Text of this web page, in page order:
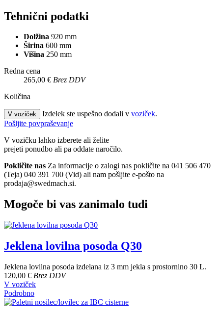
Tehnični podatki
Dolžina 920 mm
Širina 600 mm
Višina 250 mm
Redna cena
265,00 € Brez DDV
Količina
V voziček Izdelek ste uspešno dodali v voziček.
Pošljite povpraševanje
V vozičku lahko izberete ali želite
prejeti ponudbo ali pa oddate naročilo.
Pokličite nas Za informacije o zalogi nas pokličite na 041 506 470
(Teja) 040 391 700 (Vid) ali nam pošljite e-pošto na
prodaja@swedmach.si.
Mogoče bi vas zanimalo tudi
Jeklena lovilna posoda Q30
Jeklena lovilna posoda izdelana iz 3 mm jekla s prostornino 30 L.
120,00 € Brez DDV
V voziček
Podrobno